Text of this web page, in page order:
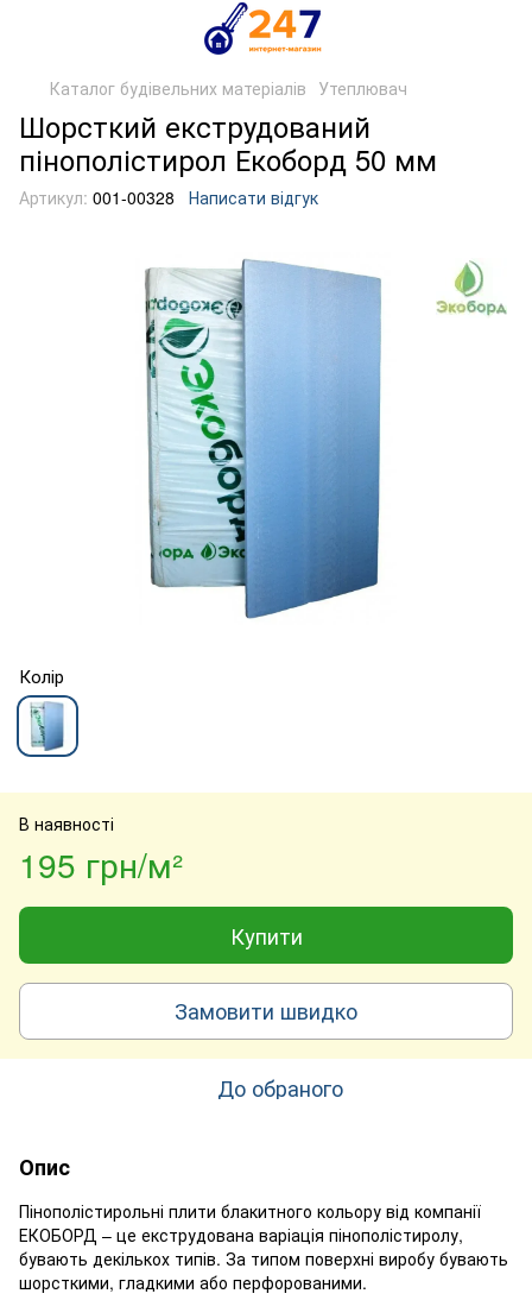
Каталог будівельних матеріалів Утеплювач
Шорсткий екструдований
пінополістирол Екоборд 50 мм
Артикул: 001-00328 Написати відгук
Колір
В наявності
195 грн/м²
Купити
Замовити швидко
До обраного
Опис
Пінополістирольні плити блакитного кольору від компанії
ЕКОБОРД – це екструдована варіація пінополістиролу,
бувають декількох типів. За типом поверхні виробу бувають
шорсткими, гладкими або перфорованими.